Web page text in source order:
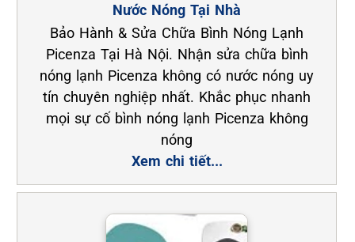
Nước Nóng Tại Nhà
Bảo Hành & Sửa Chữa Bình Nóng Lạnh
Picenza Tại Hà Nội. Nhận sửa chữa bình
nóng lạnh Picenza không có nước nóng uy
tín chuyên nghiệp nhất. Khắc phục nhanh
mọi sự cố bình nóng lạnh Picenza không
nóng
Xem chi tiết...